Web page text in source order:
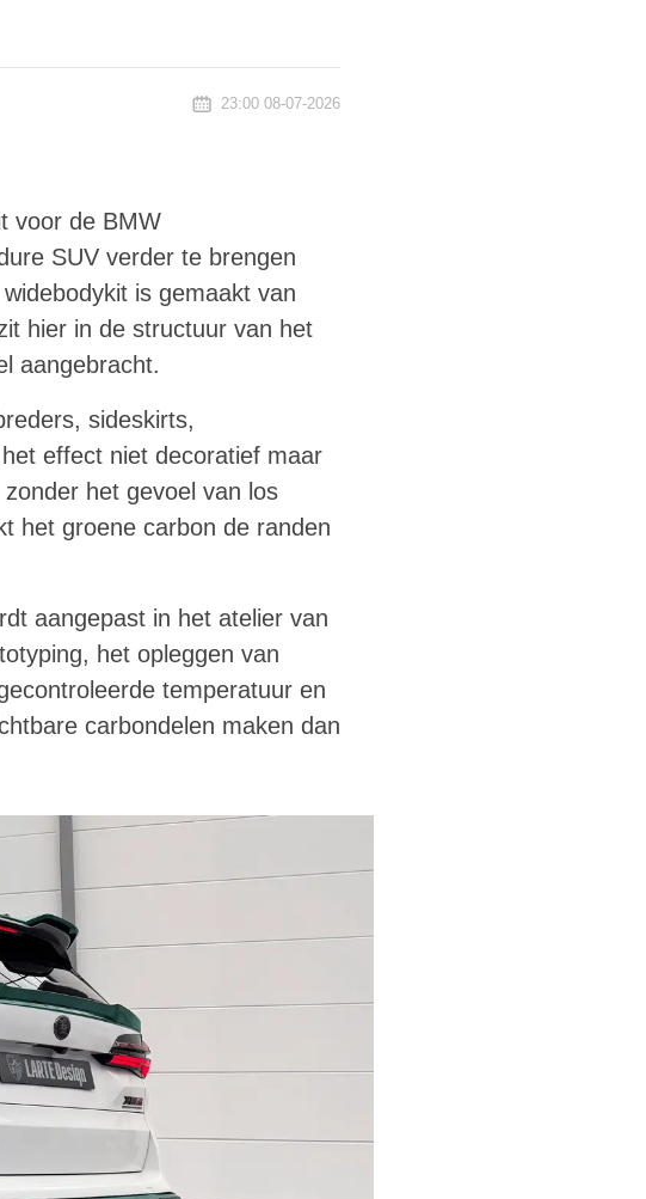
23:00 08-07-2026
voor de BMW
SUV verder te brengen
is gemaakt van
hier in de structuur van het
aangebracht.
sideskirts,
effect niet decoratief maar
het gevoel van los
het groene carbon de randen
aangepast in het atelier van
het opleggen van
temperatuur en
carbondelen maken dan